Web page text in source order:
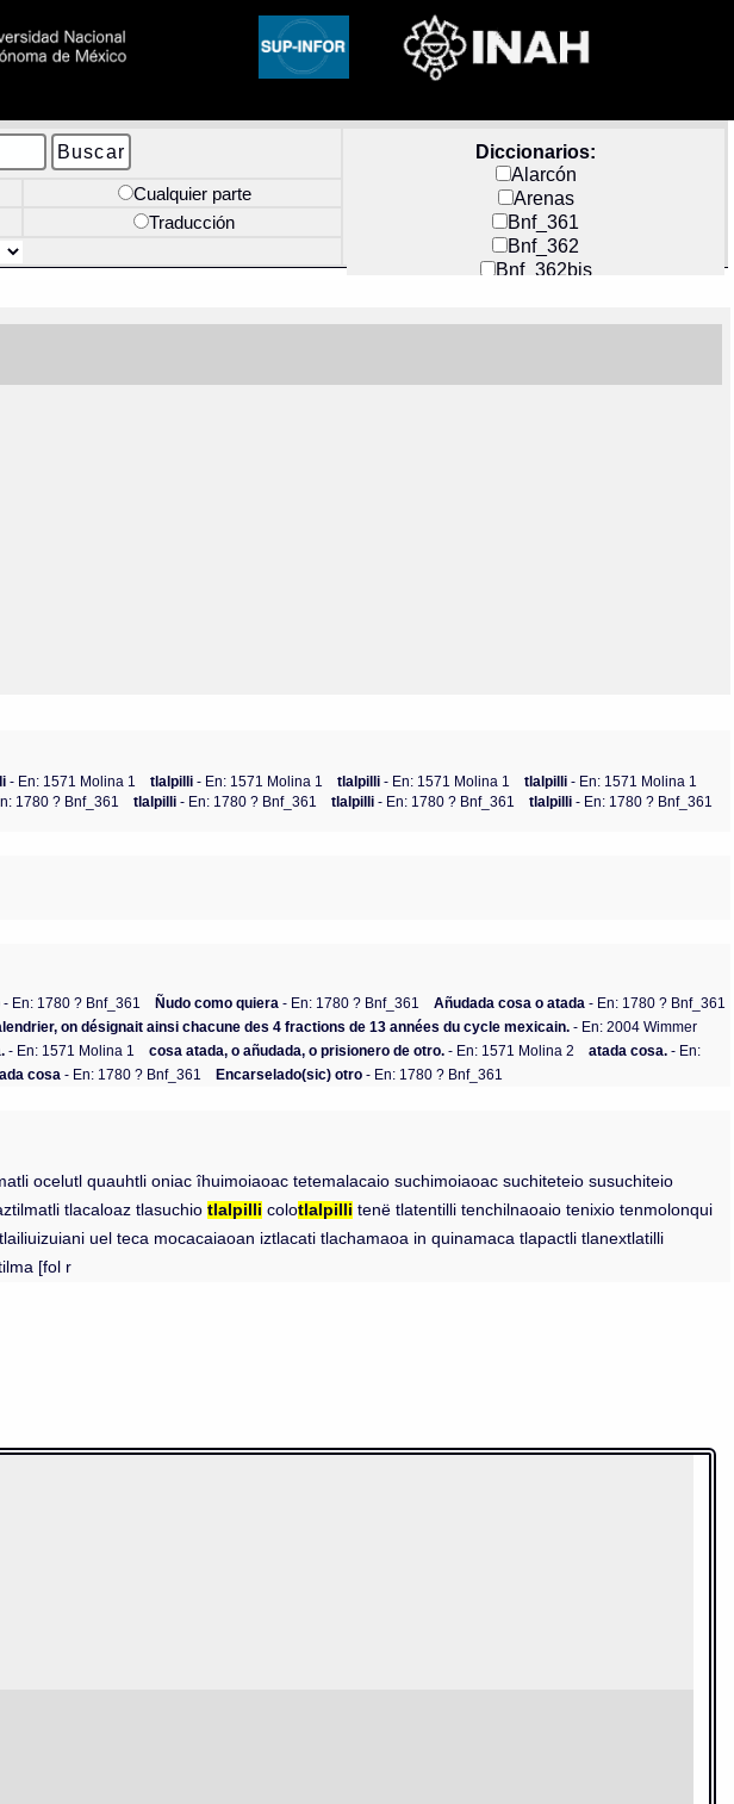
Diccionarios:
Alarcón
Arenas
Bnf_361
Bnf_362
Bnf_362bis
Docs_México
Cualquier parte
Traducción
- En: 1571 Molina 1 tlalpilli- En: 1571 Molina 1 tlalpilli- En: 1571 Molina 1 tlalpilli- En: 1571 Molina 1
1780 ? Bnf_361 tlalpilli- En: 1780 ? Bnf_361 tlalpilli- En: 1780 ? Bnf_361 tlalpilli- En: 1780 ? Bnf_361
- En: 1780 ? Bnf_361 Ñudo como quiera - En: 1780 ? Bnf_361 Añudada cosa o atada - En: 1780 ? Bnf_361
on désignait ainsi chacune des 4 fractions de 13 années du cycle mexicain. - En: 2004 Wimmer
- En: 1571 Molina 1 cosa atada, o añudada, o prisionero de otro. - En: 1571 Molina 2 atada cosa. - En:
cosa - En: 1780 ? Bnf_361 Encarselado(sic) otro - En: 1780 ? Bnf_361
ocelutl quauhtli oniac îhuimoiaoac tetemalacaio suchimoiaoac suchiteteio susuchiteio
tlacaloaz tlasuchiotlalpilli colotlalpilli tenë tlatentilli tenchilnaoaio tenixio tenmolonqui
uel teca mocacaiaoan iztlacati tlachamaoa in quinamaca tlapactli tlanextlatilli
[fol r